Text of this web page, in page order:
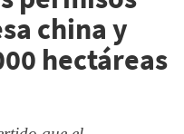
china y
hectáreas